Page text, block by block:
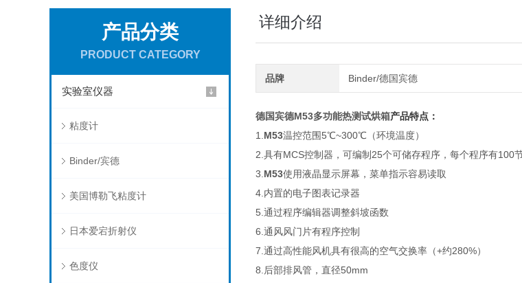
产品分类
PRODUCT CATEGORY
实验室仪器
粘度计
Binder/宾德
美国博勒飞粘度计
日本爱宕折射仪
色度仪
详细介绍
品牌 Binder/德国宾德
德国宾德M53多功能热测试烘箱产品特点：
1. M53温控范围5℃~300℃（环境温度）
2.具有MCS控制器，可编制25个可储存程序，每个程序有100
3. M53使用液晶显示屏幕，菜单指示容易读取
4.内置的电子图表记录器
5.通过程序编辑器调整斜坡函数
6.通风风门片有程序控制
7.通过高性能风机具有很高的空气交换率（+约280%）
8.后部排风管，直径50mm